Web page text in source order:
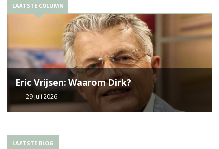
LAATSTE COLUMN
Eric Vrijsen: Waarom Dirk?
29 juli 2026
LAATSTE BLOG